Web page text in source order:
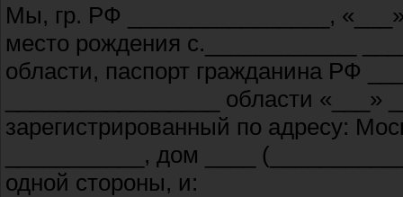
Мы, гр. РФ ________________,
место рождения с.____________
области, паспорт гражданина РФ
_________________ области «___»
зарегистрированный по адресу:
___________, дом ____
одной стороны, и: